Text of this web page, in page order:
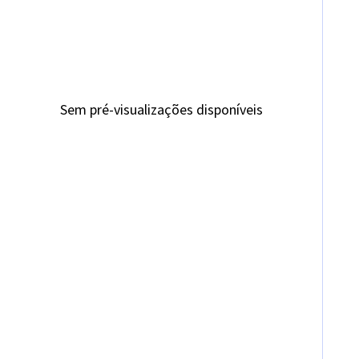
Sem pré-visualizações disponíveis